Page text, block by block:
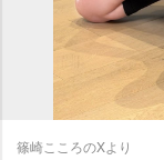
篠崎こころのXより